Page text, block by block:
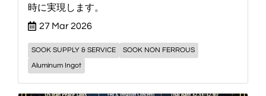
時に実現します。
27 Mar 2026
SOOK SUPPLY & SERVICE
SOOK NON FERROUS
Aluminum Ingot